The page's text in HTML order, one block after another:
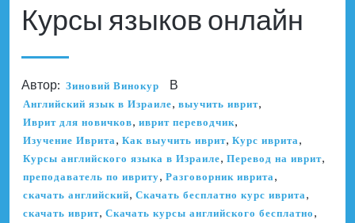
Курсы языков онлайн
Автор: Зиновий Винокур В
Английский язык в Израиле, выучить иврит,
Иврит для новичков, иврит переводчик,
Изучение Иврита, Как выучить иврит, Курс иврита,
Курсы английского языка в Израиле, Перевод на иврит,
преподаватель по ивриту, Разговорник иврита,
скачать английский, Скачать бесплатно курс иврита,
скачать иврит, Скачать курсы английского бесплатно,